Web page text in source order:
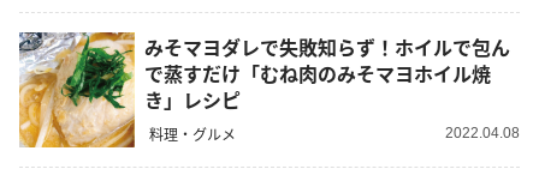
みそマヨダレで失敗知らず！ホイルで包ん
で蒸すだけ「むね肉のみそマヨホイル焼
き」レシピ
料理・グルメ 2022.04.08